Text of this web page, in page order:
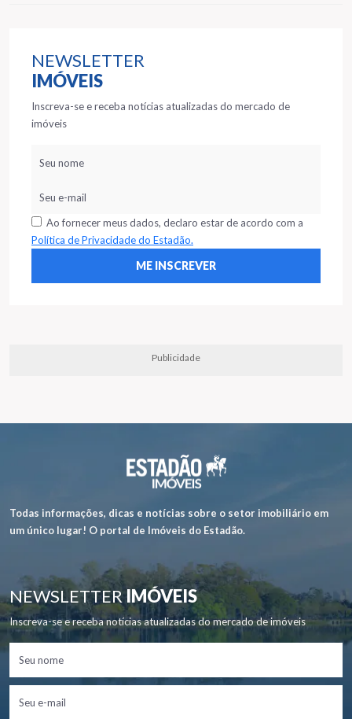
NEWSLETTER
IMÓVEIS
Inscreva-se e receba notícias atualizadas do mercado de
imóveis
Ao fornecer meus dados, declaro estar de acordo com a
Política de Privacidade do Estadão.
Publicidade
Todas informações, dicas e notícias sobre o setor imobiliário em
um único lugar! O portal de Imóveis do Estadão.
NEWSLETTERIMÓVEIS
Inscreva-se e receba notícias atualizadas do mercado de imóveis